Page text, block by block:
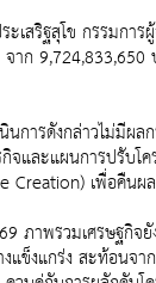
ะเสริฐสุโข กรรมก
าก 9,724,833,650
นการดังกล่าวไม่มีผ
จและแผนการปรับโ
Creation) เพื่อคืนผ
ภาพรวมเศรษฐกิจ
งแข็งแกร่ง สะท้อนจ